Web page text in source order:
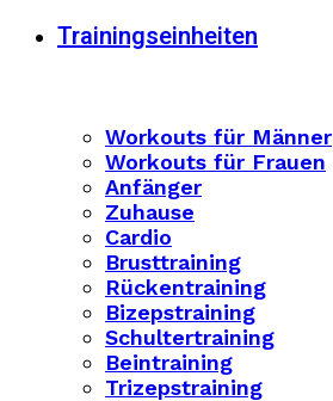
Trainingseinheiten
Workouts für Männer
Workouts für Frauen
Anfänger
Zuhause
Cardio
Brusttraining
Rückentraining
Bizepstraining
Schultertraining
Beintraining
Trizepstraining